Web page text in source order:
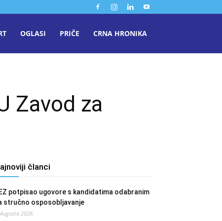
OGLASI PRIČE CRNA HRONIKA
Zavod za
članci
potpisao ugovore s kandidatima odabranim
stručno osposobljavanje
2026.